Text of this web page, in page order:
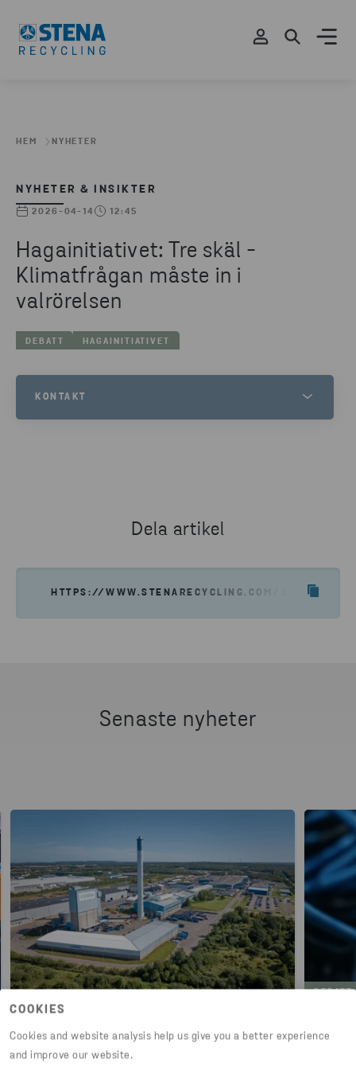
COOKIES
Cookies and website analysis help us give you a better experience
and improve our website.
HEM NYHETER
NYHETER & INSIKTER
2026-04-14 12:45
Hagainitiativet: Tre skäl -
Klimatfrågan måste in i
valrörelsen
DEBATT HAGAINITIATIVET
KONTAKT
Dela artikel
HTTPS://WWW.STENARECYCLING.COM/SV/
Senaste nyheter
Flera steg mot en fossilfri framtid
DEBATT